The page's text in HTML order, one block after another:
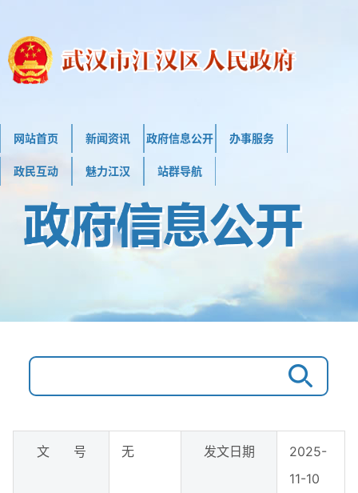
网站首页 新闻资讯 政府信息公开 办事服务
政民互动 魅力江汉 站群导航
文 号 无 发文日期
2025-
11-10